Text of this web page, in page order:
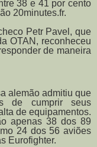
38 e 41 por cento
20minutes.fr.
Petr Pavel, que
OTAN, reconheceu
de maneira
alemão admitiu que
de cumprir seus
de equipamentos.
apenas 38 dos 89
24 dos 56 aviões
Eurofighter.